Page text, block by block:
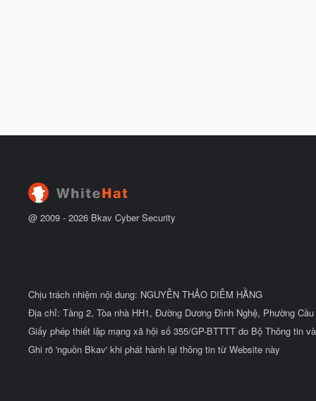
@ 2009 - 2026 Bkav Cyber Security
Chịu trách nhiệm nội dung: NGUYỄN THẢO DIỄM HẰNG
Địa chỉ: Tầng 2, Tòa nhà HH1, Đường Dương Đình Nghệ, Phường
Giấy phép thiết lập mạng xã hội số 355/GP-BTTTT do Bộ Thông tin
Ghi rõ 'nguồn Bkav' khi phát hành lại thông tin từ Website này